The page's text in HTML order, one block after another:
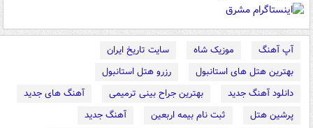
آپ آهنگ موزیک شاه
سایت تاریخ ایران
بهترین هتل های استانبول
رزرو هتل استانبول
دانلود آهنگ جدید
بهترین جراح بینی ترمیمی
آهنگ های جدید
پرشین هتل
ثبت نام بیمه اربعین
آهنگ جدید